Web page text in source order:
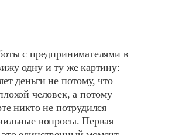
с предпринимателями в
одну и ту же картину:
деньги не потому, что
человек, а потому
никто не потрудился
вопросы. Первая